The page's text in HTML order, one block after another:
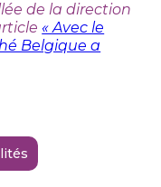
de la direction
« Avec le
Belgique a